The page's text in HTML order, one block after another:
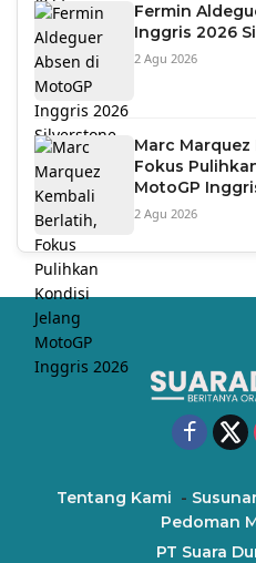
Fermin
Inggris 2026
2 Agu 2026
Marc
Fokus
MotoGP
2 Agu 2026
Tentang Kami
Pedoman
PT Suara